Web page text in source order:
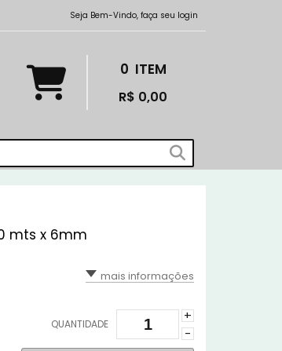
Seja Bem-Vindo, faça seu login
0 ITEM
R$ 0,00
mts x 6mm
mais informações
QUANTIDADE
+
-